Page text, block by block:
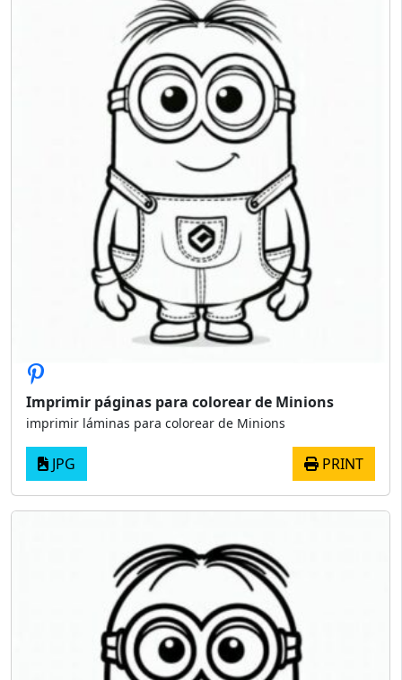
Imprimir páginas para colorear de Minions
imprimir láminas para colorear de Minions
JPG PRINT